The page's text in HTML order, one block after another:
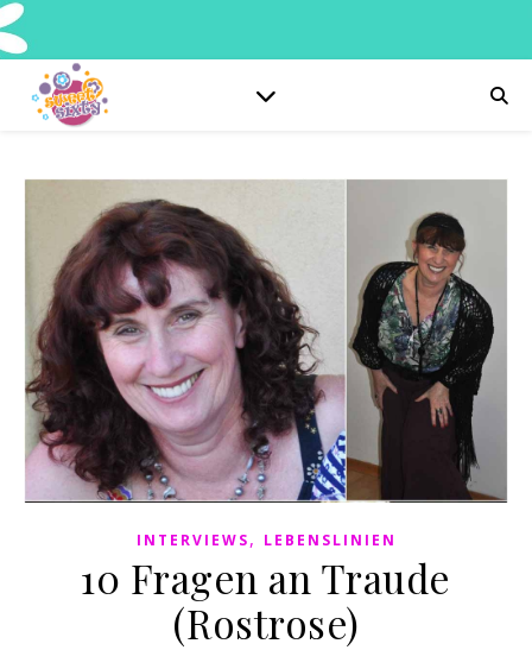
INTERVIEWS, LEBENSLINIEN
10 Fragen an Traude
(Rostrose)